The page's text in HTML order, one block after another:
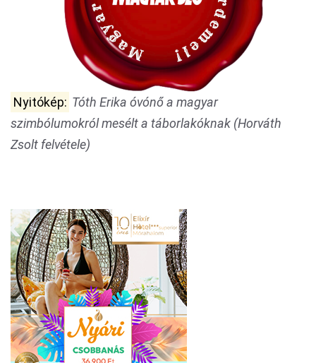
Nyitókép: Tóth Erika óvónő a magyar
szimbólumokról mesélt a táborlakóknak (Horváth
Zsolt felvétele)